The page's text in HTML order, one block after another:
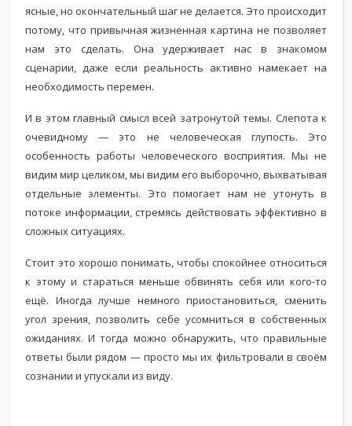
ясные, но окончательный шаг не делается. Это происходит
потому, что привычная жизненная картина не позволяет
нам это сделать. Она удерживает нас в знакомом
сценарии, даже если реальность активно намекает на
необходимость перемен.
И в этом главный смысл всей затронутой темы. Слепота к
очевидному — это не человеческая глупость. Это
особенность работы человеческого восприятия. Мы не
видим мир целиком, мы видим его выборочно, выхватывая
отдельные элементы. Это помогает нам не утонуть в
потоке информации, стремясь действовать эффективно в
сложных ситуациях.
Стоит это хорошо понимать, чтобы спокойнее относиться
к этому и стараться меньше обвинять себя или кого-то
ещё. Иногда лучше немного приостановиться, сменить
угол зрения, позволить себе усомниться в собственных
ожиданиях. И тогда можно обнаружить, что правильные
ответы были рядом — просто мы их фильтровали в своём
сознании и упускали из виду.